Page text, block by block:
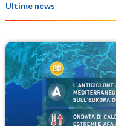
Ultime news